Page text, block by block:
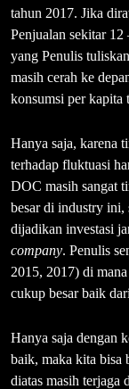
tahun 2017. Jika
Penjualan sekitar 12
yang Penulis
masih cerah ke
konsumsi per kapita
Hanya saja, karena
terhadap fluktuasi
DOC masih sangat
besar di industry ini,
dijadikan investasi
company. Penulis
2015, 2017) di
cukup besar baik
Hanya saja dengan
baik, maka kita bisa
diatas masih terjaga